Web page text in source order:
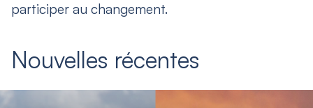
participer au changement.
Nouvelles récentes